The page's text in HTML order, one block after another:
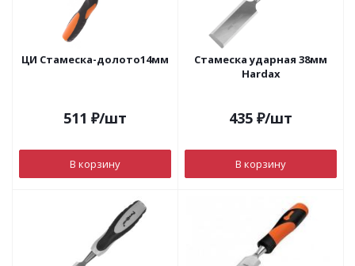
ЦИ Стамеска-долото14мм
511 ₽/шт
В корзину
Стамеска ударная 38мм
Hardax
435 ₽/шт
В корзину